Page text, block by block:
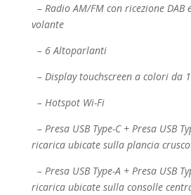
– Radio AM/FM con ricezione DAB
volante
– 6 Altoparlanti
– Display touchscreen a colori da
– Hotspot Wi-Fi
– Presa USB Type-C + Presa USB
ricarica ubicate sulla plancia
– Presa USB Type-A + Presa USB
ricarica ubicate sulla consolle